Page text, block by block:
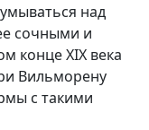
над
сочными и
конце XIX века
Вильморену
с такими